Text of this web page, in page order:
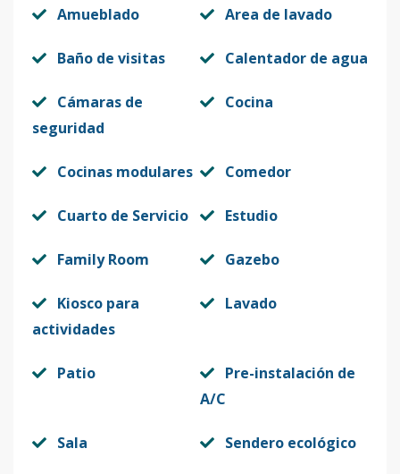
Amueblado Area de lavado
Baño de visitas Calentador de agua
Cámaras de
seguridad
Cocina
Cocinas modulares Comedor
Cuarto de Servicio Estudio
Family Room Gazebo
Kiosco para
actividades
Lavado
Patio
Pre-instalación de
A/C
Sala Sendero ecológico